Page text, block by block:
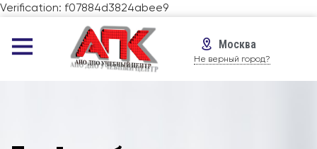
Verification: f07884d3824abee9
Москва
Не верный город?